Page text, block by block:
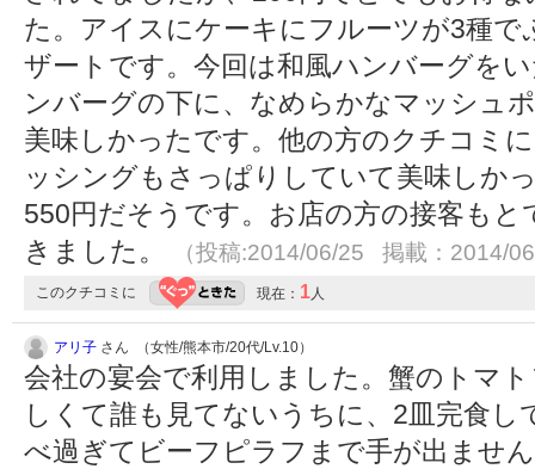
た。アイスにケーキにフルーツが3種
ザートです。今回は和風ハンバーグを
ンバーグの下に、なめらかなマッシュ
美味しかったです。他の方のクチコミ
ッシングもさっぱりしていて美味しか
550円だそうです。お店の方の接客も
きました。
（投稿:2014/06/25 掲載：2014/
このクチコミに 現在： 1人
アリ子 さん （女性/熊本市/20代/Lv.10）
会社の宴会で利用しました。蟹のトマ
しくて誰も見てないうちに、2皿完食
べ過ぎてビーフピラフまで手が出ませ